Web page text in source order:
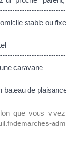
stable ou
caravane
bateau de
que vous
demarches-